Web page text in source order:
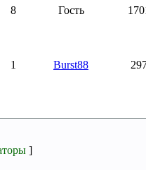
8 Гость
1 Burst88
]